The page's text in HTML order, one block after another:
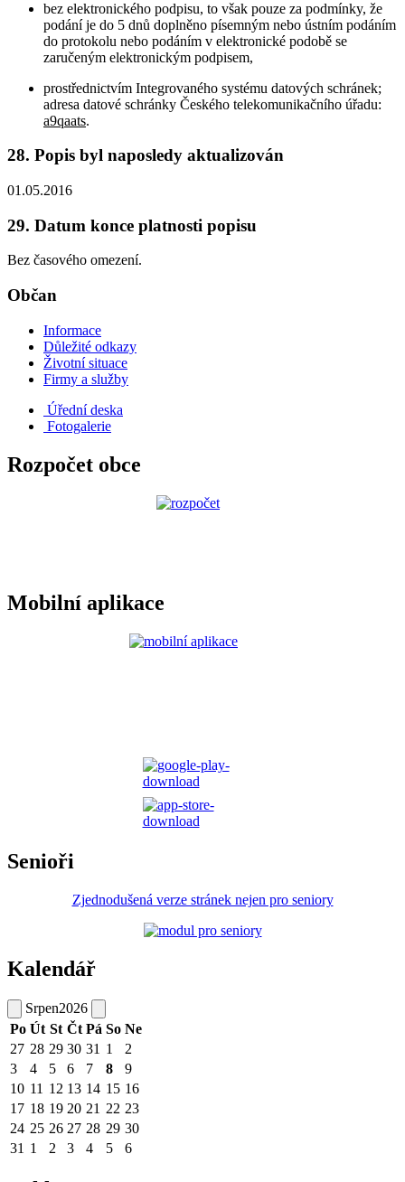
bez elektronického podpisu, to však pouze za podmínky, že
podání je do 5 dnů doplněno písemným nebo ústním podáním
do protokolu nebo podáním v elektronické podobě se
zaručeným elektronickým podpisem,
prostřednictvím Integrovaného systému datových schránek;
adresa datové schránky Českého telekomunikačního úřadu:
a9qaats.
28. Popis byl naposledy aktualizován
01.05.2016
29. Datum konce platnosti popisu
Bez časového omezení.
Občan
Informace
Důležité odkazy
Životní situace
Firmy a služby
Úřední deska
Fotogalerie
Rozpočet obce
Mobilní aplikace
Senioři
Zjednodušená verze stránek nejen pro seniory
Kalendář
Srpen2026
Po Út St Čt Pá So Ne
27 28 29 30 31 1
2
3
4 5 6 7 8
9
10 11 12 13 14 15 16
17 18 19 20 21 22 23
24 25 26 27 28 29 30
31 1 2 3 4 5 6